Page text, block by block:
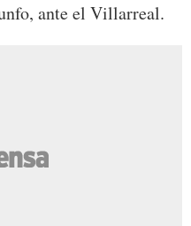
ante el Villarreal.